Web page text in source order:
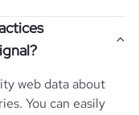
web data about
You can easily